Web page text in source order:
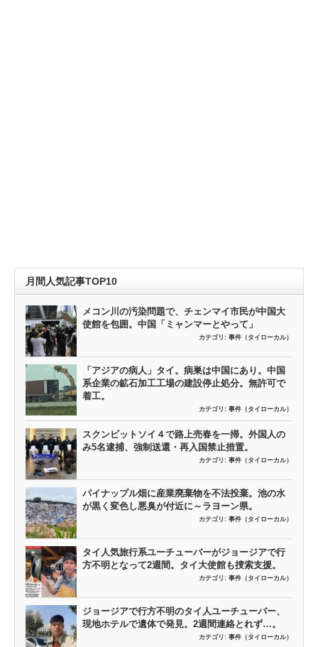
月間人気記事TOP10
メコン川の汚染問題で、チェンマイ市民が中国大
使館を包囲。中国「ミャンマーとやって」
カテゴリ: 事件（タイローカル）
「アジアの病人」タイ。病巣は中国にあり。中国
系企業の鉱石加工工場の建設停止処分。無許可で
着工。
カテゴリ: 事件（タイローカル）
スクンビットソイ４で路上売春を一掃。外国人の
み5名逮捕、強制送還・再入国禁止措置。
カテゴリ: 事件（タイローカル）
パイナップル畑に産業廃棄物を不法投棄。池の水
が黒く変色し悪臭が付近に～ラヨーン県。
カテゴリ: 事件（タイローカル）
タイ人気旅行系ユーチューバーがジョージアで行
方不明となって2週間。タイ大使館も捜索支援。
カテゴリ: 事件（タイローカル）
ジョージアで行方不明のタイ人ユーチューバー、
現地ホテルで遺体で発見。2週間連絡とれず…。
カテゴリ: 事件（タイローカル）